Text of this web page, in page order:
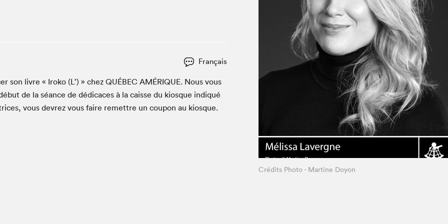
Le Salon dans ta classe
Liseur Public
Matinées scolaires Hydro-Québec
À propos du Salon
Liste des exposant·e·s
Liste des auteur·rice·s
Français
son livre « Iroko (L’) » chez QUÉBEC AMÉRIQUE. Nous vous
de la séance de dédi­caces à la caisse du kiosque indiqué
vous devrez vous faire remet­tre un coupon au kiosque.
Crédits Photo - Martine Doyon